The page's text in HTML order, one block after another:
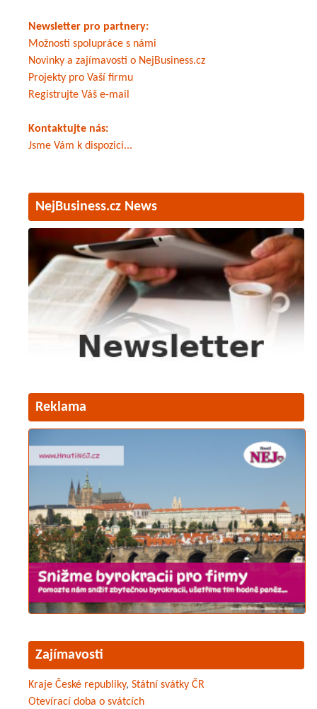
Newsletter pro partnery:
Možnosti spolupráce s námi
Novinky a zajímavosti o NejBusiness.cz
Projekty pro Vaší firmu
Registrujte Váš e-mail
Kontaktujte nás:
Jsme Vám k dispozici...
NejBusiness.cz News
Reklama
Zajímavosti
Kraje České republiky, Státní svátky ČR
Otevírací doba o svátcích